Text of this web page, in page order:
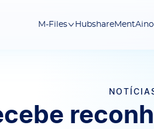
M-Files HubshareMentAino